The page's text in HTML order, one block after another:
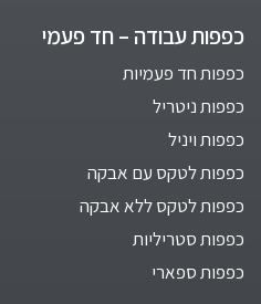
כפפות עבודה – חד פעמי
כפפות חד פעמיות
כפפות ניטריל
כפפות ויניל
כפפות לטקס עם אבקה
כפפות לטקס ללא אבקה
כפפות סטריליות
כפפות ספארי